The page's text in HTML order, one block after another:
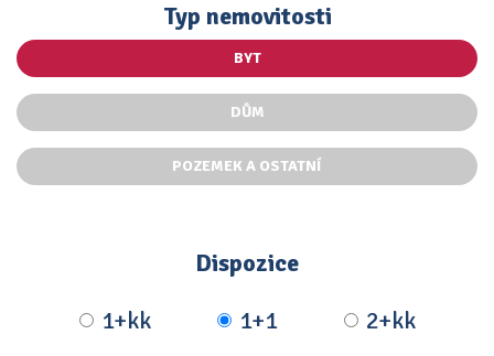
Typ nemovitosti
BYT
DŮM
POZEMEK A OSTATNÍ
Dispozice
1+kk
1+1
2+kk